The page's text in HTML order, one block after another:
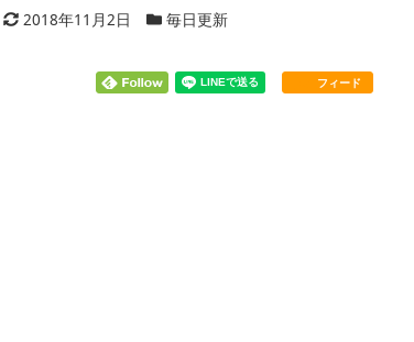
更新日
2018年11月2日 カテゴリー
毎日更新
フィード